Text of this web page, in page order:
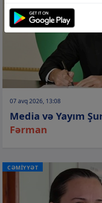
07 avq 2026, 13:08
Media və Yayım
Fərman
CƏMİYYƏT